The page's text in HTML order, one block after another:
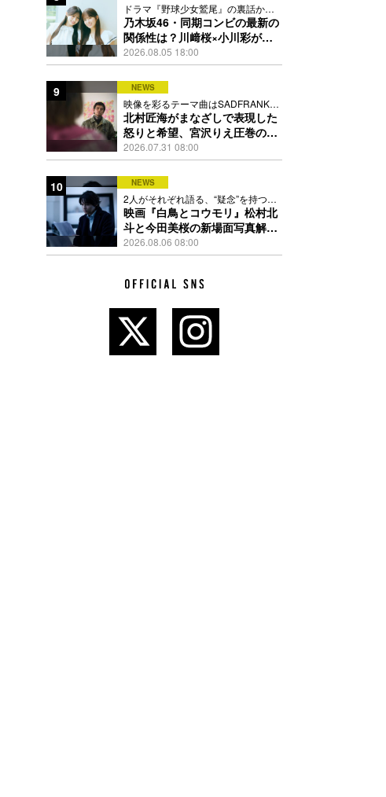
ドラマ『野球少女鷲尾』の裏話から
隠れた素顔にたっぷり迫る
乃木坂46・同期コンビの最新の
関係性は？川﨑桜×小川彩が明
かす互いの推しポイント
2026.08.05 18:00
9 NEWS
映像を彩るテーマ曲はSADFRANKが
歌う「愛の讃歌」カバー
北村匠海がまなざしで表現した
怒りと希望、宮沢りえ圧巻の演
技が光る『しびれ』90秒予告解
禁
2026.07.31 08:00
10 NEWS
2人がそれぞれ語る、“疑念”を持つこ
との苦しさとは
映画『白鳥とコウモリ』松村北
斗と今田美桜の新場面写真解
禁、事件前後で一変する表情捉
えた全4点
2026.08.06 08:00